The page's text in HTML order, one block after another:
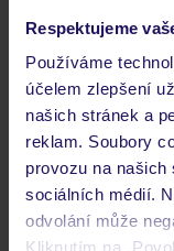
Respektujeme
Používáme
účelem zlepšení
našich stránek a
reklam. Soubory
provozu na
sociálních médií.
odvolání může
Kliknutím na
Často
Jaké doklady jsou
Budeme
Kam jít po přistání